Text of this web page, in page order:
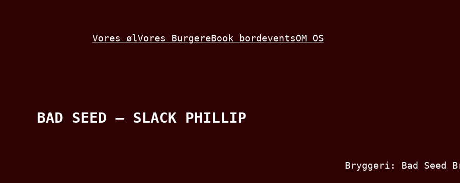
Vores ølVores BurgereBook bordeventsOM OS
BAD SEED – SLACK PHILLIP
Bryggeri: Bad Seed